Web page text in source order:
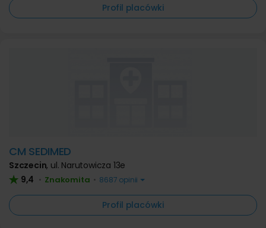
Profil placówki
CM SEDIMED
Szczecin, ul. Narutowicza 13e
9,4 • Znakomita • 8687 opinii
Profil placówki